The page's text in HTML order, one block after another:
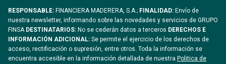
RESPONSABLE: FINANCIERA MADERERA, S.A.; FINALIDAD: Envío de
nuestra newsletter, informando sobre las novedades y servicios de GRUPO
FINSADESTINATARIOS: No se cederán datos a terceros DERECHOS E
INFORMACIÓN ADICIONAL: Se permite el ejercicio de los derechos de
acceso, rectificación o supresión, entre otros. Toda la información se
encuentra accesible en la información detallada de nuestra Politica de